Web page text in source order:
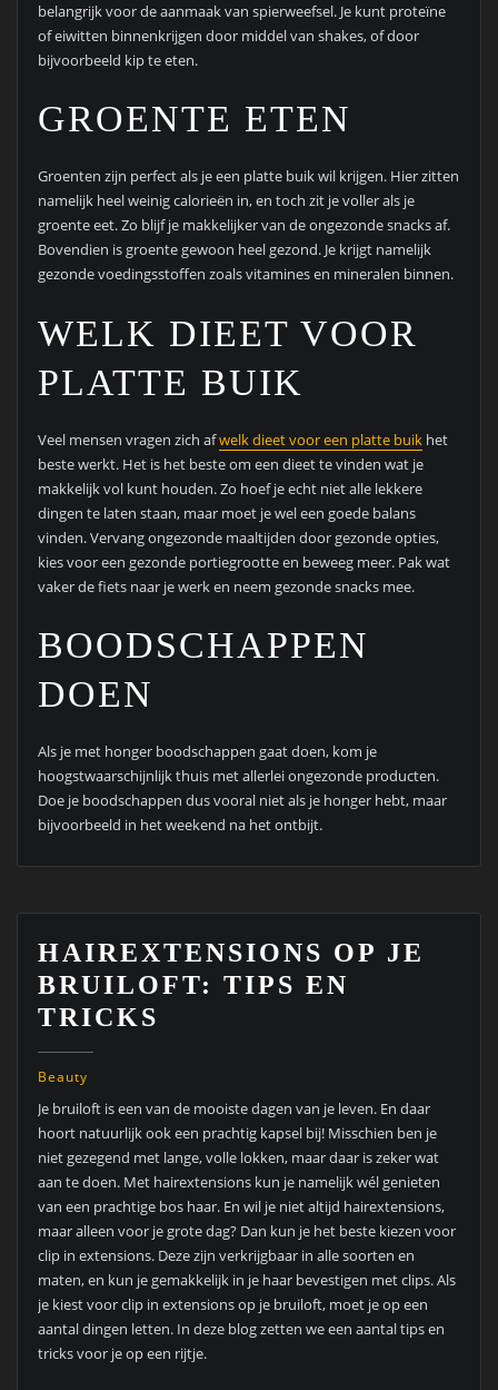
belangrijk voor de aanmaak van spierweefsel. Je kunt proteïne
of eiwitten binnenkrijgen door middel van shakes, of door
bijvoorbeeld kip te eten.
GROENTE ETEN
Groenten zijn perfect als je een platte buik wil krijgen. Hier zitten
namelijk heel weinig calorieën in, en toch zit je voller als je
groente eet. Zo blijf je makkelijker van de ongezonde snacks af.
Bovendien is groente gewoon heel gezond. Je krijgt namelijk
gezonde voedingsstoffen zoals vitamines en mineralen binnen.
WELK DIEET VOOR
PLATTE BUIK
Veel mensen vragen zich afwelk dieet voor een platte buikhet
beste werkt. Het is het beste om een dieet te vinden wat je
makkelijk vol kunt houden. Zo hoef je echt niet alle lekkere
dingen te laten staan, maar moet je wel een goede balans
vinden. Vervang ongezonde maaltijden door gezonde opties,
kies voor een gezonde portiegrootte en beweeg meer. Pak wat
vaker de fiets naar je werk en neem gezonde snacks mee.
BOODSCHAPPEN
DOEN
Als je met honger boodschappen gaat doen, kom je
hoogstwaarschijnlijk thuis met allerlei ongezonde producten.
Doe je boodschappen dus vooral niet als je honger hebt, maar
bijvoorbeeld in het weekend na het ontbijt.
HAIREXTENSIONS OP JE
BRUILOFT: TIPS EN
TRICKS
Beauty
Je bruiloft is een van de mooiste dagen van je leven. En daar
hoort natuurlijk ook een prachtig kapsel bij! Misschien ben je
niet gezegend met lange, volle lokken, maar daar is zeker wat
aan te doen. Met hairextensions kun je namelijk wél genieten
van een prachtige bos haar. En wil je niet altijd hairextensions,
maar alleen voor je grote dag? Dan kun je het beste kiezen voor
clip in extensions. Deze zijn verkrijgbaar in alle soorten en
maten, en kun je gemakkelijk in je haar bevestigen met clips. Als
je kiest voor clip in extensions op je bruiloft, moet je op een
aantal dingen letten. In deze blog zetten we een aantal tips en
tricks voor je op een rijtje.